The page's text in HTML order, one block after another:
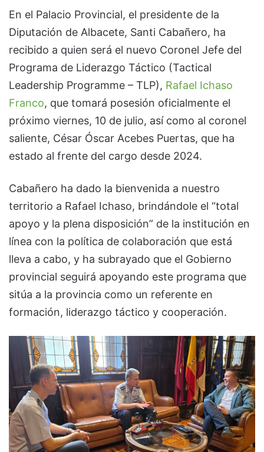
En el Palacio Provincial, el presidente de la
Diputación de Albacete, Santi Cabañero, ha
recibido a quien será el nuevo Coronel Jefe del
Programa de Liderazgo Táctico (Tactical
Leadership Programme – TLP), Rafael Ichaso
Franco, que tomará posesión oficialmente el
próximo viernes, 10 de julio, así como al coronel
saliente, César Óscar Acebes Puertas, que ha
estado al frente del cargo desde 2024.
Cabañero ha dado la bienvenida a nuestro
territorio a Rafael Ichaso, brindándole el “total
apoyo y la plena disposición” de la institución en
línea con la política de colaboración que está
lleva a cabo, y ha subrayado que el Gobierno
provincial seguirá apoyando este programa que
sitúa a la provincia como un referente en
formación, liderazgo táctico y cooperación.